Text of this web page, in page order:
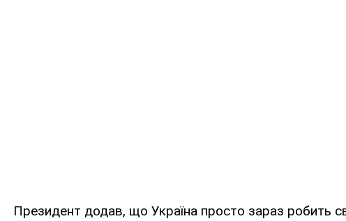
Президент додав, що Україна просто зараз робить